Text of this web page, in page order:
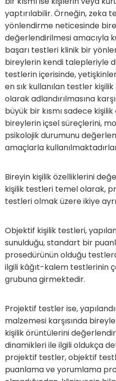
yaptırılabilir. Örneğin, zeka
yönlendirme neticesinde
değerlendirilmesi amacıyla
başarı testleri klinik bir
bireylerin kendi talepleriyle
testlerin içerisinde,
en sık kullanılan testler
olarak adlandırılmasına
büyük bir kısmı sadece
bireylerin içsel süreçlerini,
psikolojik durumunu
amaçlarla
Bireyin kişilik özelliklerini
kişilik testleri temel olarak,
testleri olmak üzere ikiye
Objektif kişilik testleri,
sunulduğu, standart bir
prosedürünün olduğu
ilgili kâğıt-kalem testlerinin
grubuna girmektedir.
Projektif testler ise,
malzemesi karşısında
kişilik örüntülerini
dinamikleri ile ilgili oldukça
projektif testler, objektif
puanlama ve yorumlama